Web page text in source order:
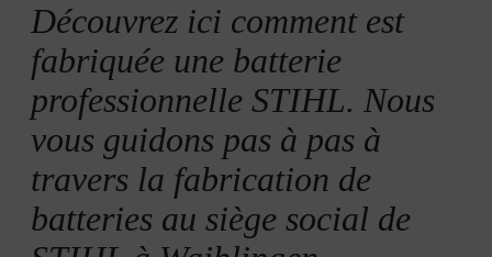
Découvrez ici comment est
fabriquée une batterie
professionnelle STIHL. Nous
vous guidons pas à pas à
travers la fabrication de
batteries au siège social de